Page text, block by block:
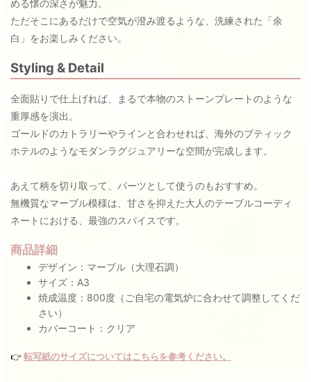
める懐の深さが魅力。
ただそこにあるだけで空気が澄み渡るような、洗練された「余
白」をお楽しみください。
Styling & Detail
全面貼りで仕上げれば、まるで本物のストーンプレートのような
重厚感を演出。
ゴールドのカトラリーやラインと合わせれば、海外のブティック
ホテルのようなモダンラグジュアリーな空間が完成します。
あえて柄を切り取って、パーツとして使うのもおすすめ。
無機質なマーブル模様は、甘さを抑えた大人のテーブルコーディ
ネートにおける、最強のスパイスです。
商品詳細
デザイン：マーブル（大理石調）
サイズ：A3
焼成温度：800度（ご自宅の電気炉に合わせて調整してくだ
さい）
カバーコート：クリア
👉 転写紙のサイズについてはこちらを参考ください。